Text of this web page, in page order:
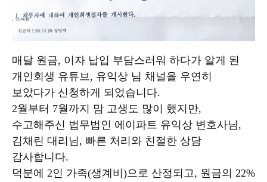
매달 원금, 이자 납입 부담스러워 하다가 알게 된
개인회생 유튜브, 유익상 님 채널을 우연히
보았다가 신청하게 되었습니다.
2월부터 7월까지 맘 고생도 많이 했지만,
수고해주신 법무법인 에이파트 유익상 변호사님,
김채린 대리님, 빠른 처리와 친절한 상담
감사합니다.
덕분에 2인 가족(생계비)으로 산정되고, 원금의 22%